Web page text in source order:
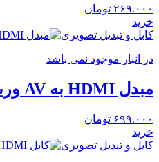
۲۶۹.۰۰۰ تومان
خرید
کابل و تبدیل تصویری
در انبار موجود نمی باشد
مبدل HDMI به AV وریتی مدل C107
۶۹۹.۰۰۰ تومان
خرید
کابل و تبدیل تصویری